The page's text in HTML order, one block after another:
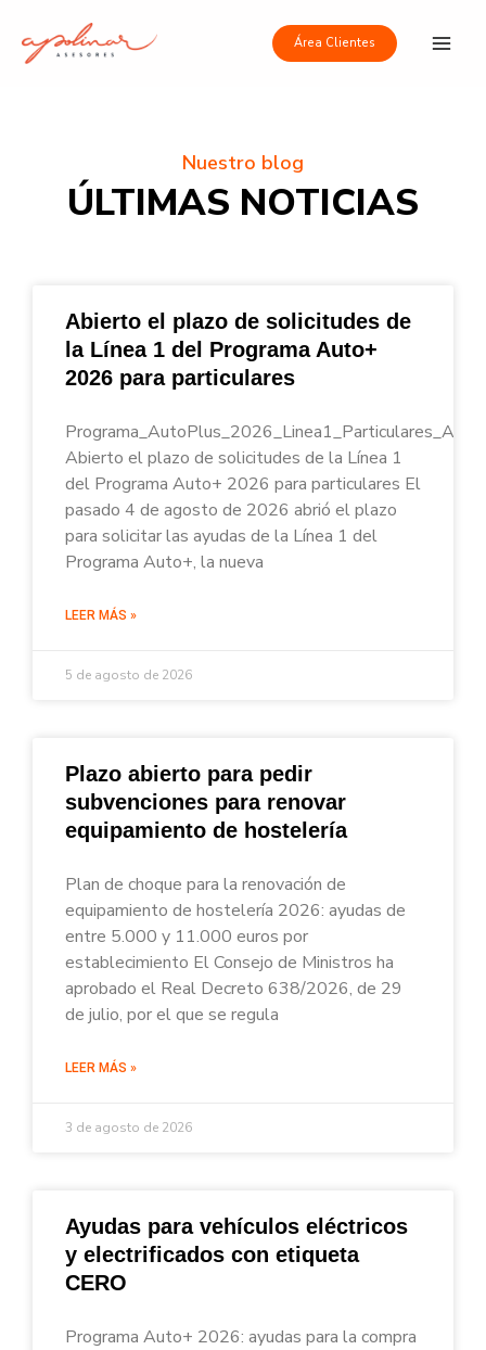
contenido
Área Clientes
Nuestro blog
ÚLTIMAS NOTICIAS
Abierto el plazo de solicitudes de
la Línea 1 del Programa Auto+
2026 para particulares
Abierto el plazo de solicitudes de la Línea 1
del Programa Auto+ 2026 para particulares El
pasado 4 de agosto de 2026 abrió el plazo
para solicitar las ayudas de la Línea 1 del
Programa Auto+, la nueva
LEER MÁS »
5 de agosto de 2026
Plazo abierto para pedir
subvenciones para renovar
equipamiento de hostelería
Plan de choque para la renovación de
equipamiento de hostelería 2026: ayudas de
entre 5.000 y 11.000 euros por
establecimiento El Consejo de Ministros ha
aprobado el Real Decreto 638/2026, de 29
de julio, por el que se regula
LEER MÁS »
3 de agosto de 2026
Ayudas para vehículos eléctricos
y electrificados con etiqueta
CERO
Programa Auto+ 2026: ayudas para la compra